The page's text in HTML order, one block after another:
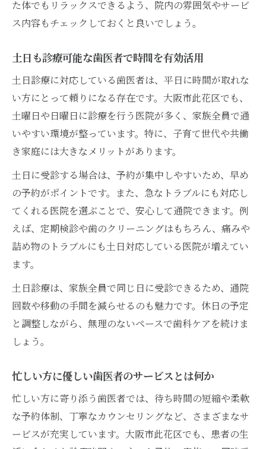
た体でもリラックスできるよう、院内の雰囲気やサービ
ス内容もチェックしておくと良いでしょう。
土日も診療可能な歯医者で時間を有効活用
土日診療に対応している歯医者は、平日に時間が取れな
い方にとって頼りになる存在です。大阪市此花区でも、
土曜日や日曜日に診療を行う医院が多く、家族全員で通
いやすい環境が整っています。特に、子育て世代や共働
き家庭には大きなメリットがあります。
土日に受診する場合は、予約が集中しやすいため、早め
の予約がポイントです。また、急なトラブルにも対応し
てくれる医院を選ぶことで、安心して通院できます。例
えば、定期検診や歯のクリーニングはもちろん、痛みや
詰め物のトラブルにも土日対応している医院が増えてい
ます。
土日診療は、家族全員で同じ日に受診できるため、通院
回数や移動の手間を減らせるのも魅力です。休日の予定
と調整しながら、無理のないペースで歯科ケアを続けま
しょう。
忙しい方に優しい歯医者のサービスとは何か
忙しい方に寄り添う歯医者では、待ち時間の短縮や柔軟
な予約体制、丁寧なカウンセリングなど、さまざまなサ
ービスが充実しています。大阪市此花区でも、患者の生